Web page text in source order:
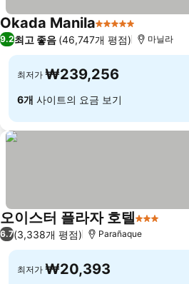
Okada Manila5 성급
9.2최고 좋음 (46,747개 평점) 마닐라
최저가 ₩239,256
6개 사이트의 요금 보기
오이스터 플라자 호텔3 성급
6.7(3,338개 평점) Parañaque
최저가 ₩20,393